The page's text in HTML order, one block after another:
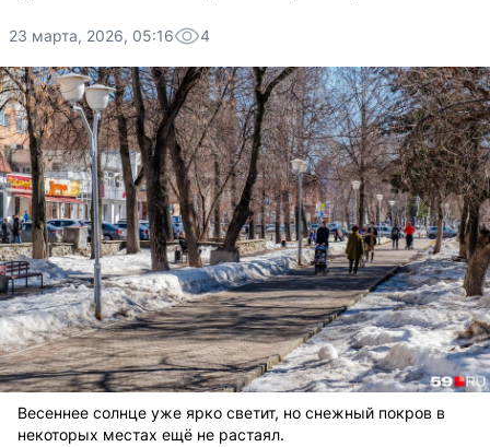
23 марта, 2026, 05:16 4
Весеннее солнце уже ярко светит, но снежный покров в
некоторых местах ещё не растаял.